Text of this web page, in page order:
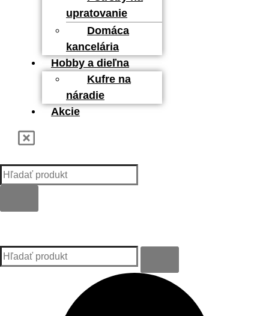
upratovanie
Domáca
kancelária
Hobby a dieľna
Kufre na
náradie
Akcie